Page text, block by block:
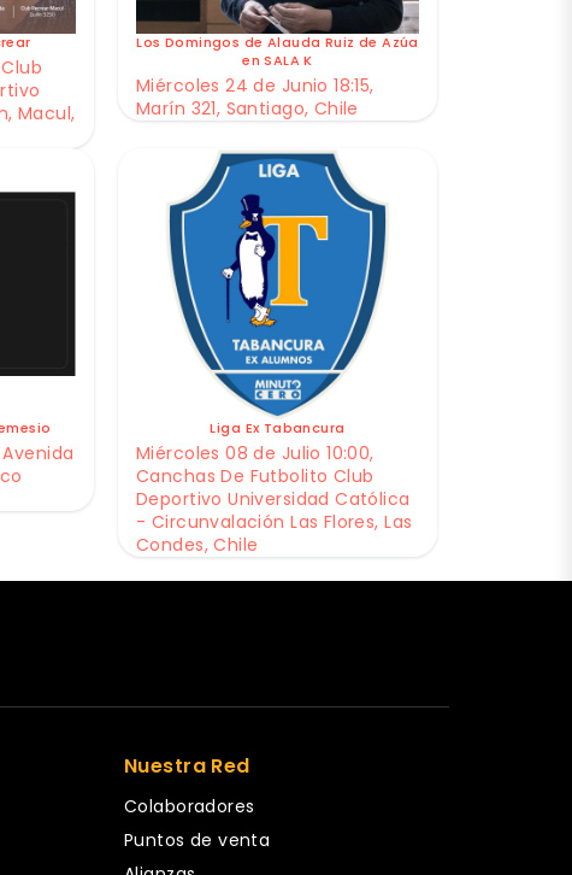
Macul,
Los Domingos de Alauda Ruiz de Azúa
en SALA K
Miércoles 24 de Junio 18:15,
Marín 321, Santiago, Chile
Liga Ex Tabancura
Miércoles 08 de Julio 10:00,
Canchas De Futbolito Club
Deportivo Universidad Católica
- Circunvalación Las Flores, Las
Condes, Chile
Nuestra Red
Colaboradores
Puntos de venta